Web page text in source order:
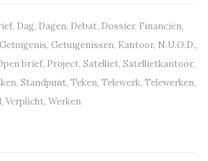
, Dag, Dagen, Debat, Dossier, Financiën,
Getuigenis, Getuigenissen, Kantoor, N.U.O.D.,
brief, Project, Satelliet, Satellietkantoor,
, Standpunt, Teken, Telewerk, Telewerken,
, Verplicht, Werken